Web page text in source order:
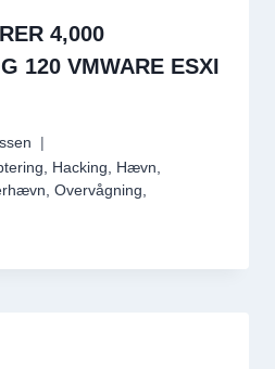
4,000
120 VMWARE ESXI
, Hacking, Hævn,
, Overvågning,